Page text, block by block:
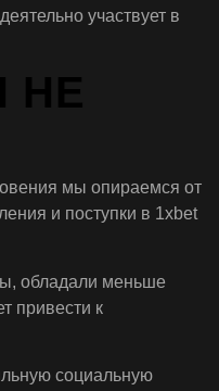
участвует в
НЕ
мы опираемся от
и поступки в 1xbet
обладали меньше
привести к
социальную